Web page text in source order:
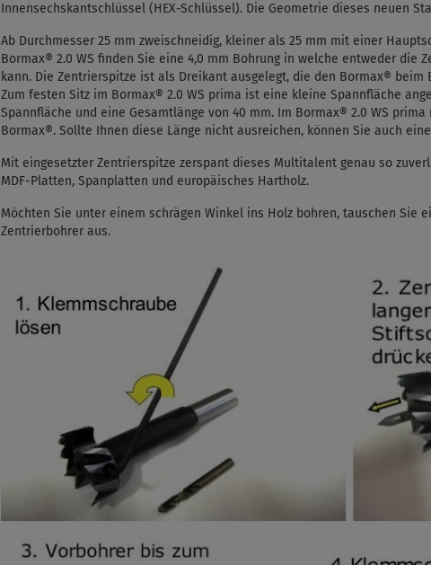
Innensechskantschlüssel (HEX-Schlüssel). Die Geometrie dieses neuen
Ab Durchmesser 25 mm zweischneidig, kleiner als 25 mm mit einer
Bormax® 2.0 WS finden Sie eine 4,0 mm Bohrung in welche entweder die
kann. Die Zentrierspitze ist als Dreikant ausgelegt, die den Bormax®
Zum festen Sitz im Bormax® 2.0 WS prima ist eine kleine Spannfläche
Spannfläche und eine Gesamtlänge von 40 mm. Im Bormax® 2.0 WS
Bormax®. Sollte Ihnen diese Länge nicht ausreichen, können Sie auch
Mit eingesetzter Zentrierspitze zerspant dieses Multitalent genau so
MDF-Platten, Spanplatten und europäisches Hartholz.
Möchten Sie unter einem schrägen Winkel ins Holz bohren, tauschen Sie
Zentrierbohrer aus.